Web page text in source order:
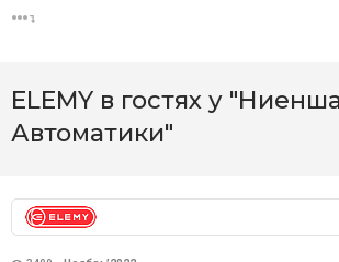
ELEMY в гостях у
Автоматики"